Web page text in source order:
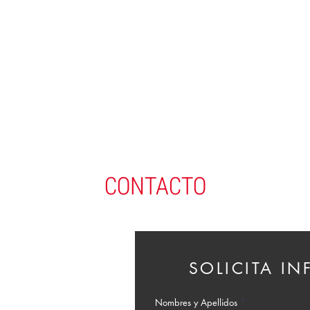
CONTACTO
SOLICITA
Nombres y Apellidos